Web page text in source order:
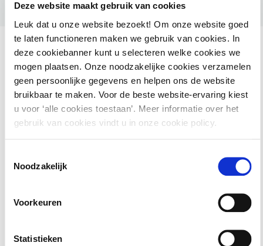
Deze website maakt gebruik van cookies
Leuk dat u onze website bezoekt! Om onze website goed
te laten functioneren maken we gebruik van cookies. In
deze cookiebanner kunt u selecteren welke cookies we
mogen plaatsen. Onze noodzakelijke cookies verzamelen
geen persoonlijke gegevens en helpen ons de website
bruikbaar te maken. Voor de beste website-ervaring kiest
u voor ‘alle cookies toestaan’. Meer informatie over het
gebruik van cookies vindt u in onze cookie policy.
Noodzakelijk
Voorkeuren
Statistieken
Ook interessant voor jou
HAMIL voor gemeenten – Handhaving Milieu
Basiscursus Omgevingswet: inhoud en